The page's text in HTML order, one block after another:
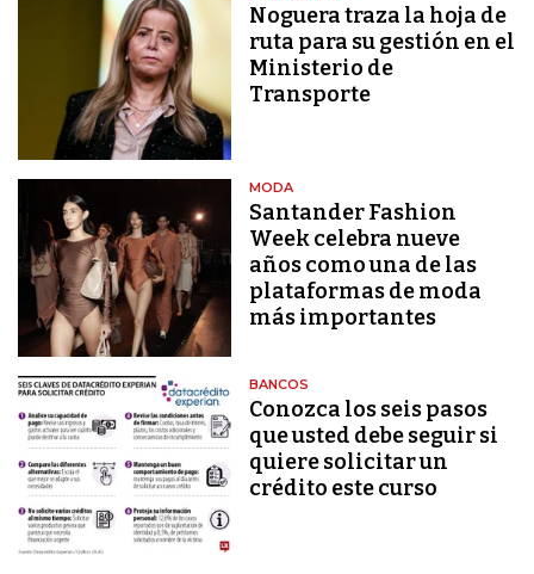
Noguera traza la hoja de
ruta para su gestión en el
Ministerio de
Transporte
MODA
Santander Fashion
Week celebra nueve
años como una de las
plataformas de moda
más importantes
BANCOS
Conozca los seis pasos
que usted debe seguir si
quiere solicitar un
crédito este curso